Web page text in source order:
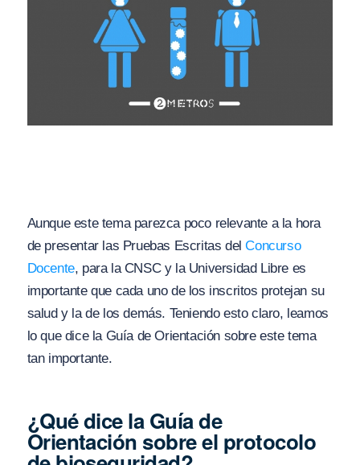
Aunque este tema parezca poco relevante a la hora
de presentar las Pruebas Escritas delConcurso
Docente, para la CNSC y la Universidad Libre es
importante que cada uno de los inscritos protejan su
salud y la de los demás. Teniendo esto claro, leamos
lo que dice la Guía de Orientación sobre este tema
tan importante.
¿Qué dice la Guía de
Orientación sobre el protocolo